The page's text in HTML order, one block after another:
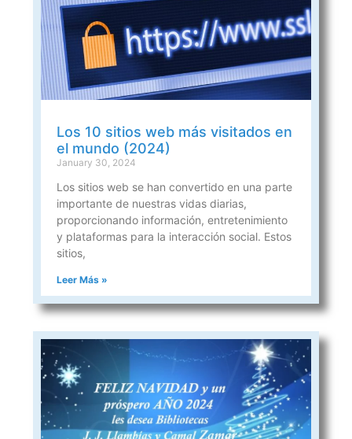
Los 10 sitios web más visitados en
el mundo (2024)
January 30, 2024
Los sitios web se han convertido en una parte
importante de nuestras vidas diarias,
proporcionando información, entretenimiento
y plataformas para la interacción social. Estos
sitios,
Leer Más »